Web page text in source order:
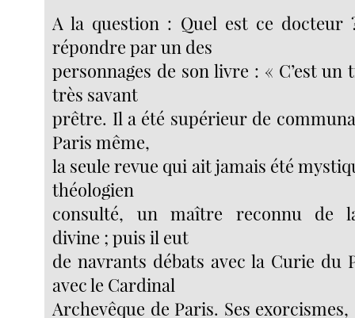
A la question : Quel est ce docteur
répondre par un des
personnages de son livre : « C’est
très savant
prêtre. Il a été supérieur de
Paris même,
la seule revue qui ait jamais été
théologien
consulté, un maître reconnu de
divine ; puis il eut
de navrants débats avec la Curie du
avec le Cardinal
Archevêque de Paris. Ses